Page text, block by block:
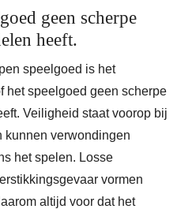
geen scherpe
heeft.
speelgoed is het
het speelgoed geen scherpe
Veiligheid staat voorop bij
kunnen verwondingen
het spelen. Losse
vormen
altijd voor dat het